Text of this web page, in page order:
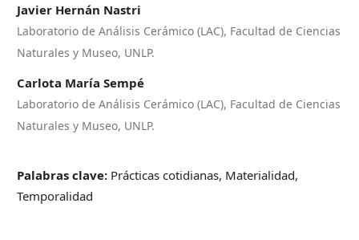
Javier Hernán Nastri
Laboratorio de Análisis Cerámico (LAC), Facultad de Ciencias
Naturales y Museo, UNLP.
Carlota María Sempé
Laboratorio de Análisis Cerámico (LAC), Facultad de Ciencias
Naturales y Museo, UNLP.
Palabras clave: Prácticas cotidianas, Materialidad,
Temporalidad